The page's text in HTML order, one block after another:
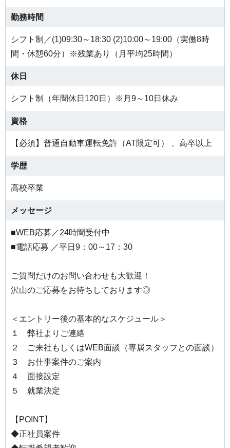
勤務時間
シフト制／(1)09:30～18:30 (2)10:00～19:00（実働8時
間・休憩60分）※残業あり（月平均25時間）
休日
シフト制（年間休日120日）※月9～10日休み
資格
【必須】普通自動車運転免許（AT限定可） 、高卒以上
学歴
高校卒業
メッセージ
■WEB応募／24時間受付中
■電話応募 ／平日9：00～17：30
ご質問だけのお問い合わせも大歓迎！
沢山のご応募をお待ちしております◎
＜エントリー後の基本的なスケジュール＞
１ 弊社よりご連絡
２ ご来社もしくはWEB面談（専属スタッフとの面談）
３ お仕事案件のご案内
４ 面接設定
５ 就業決定
【POINT】
◆正社員案件